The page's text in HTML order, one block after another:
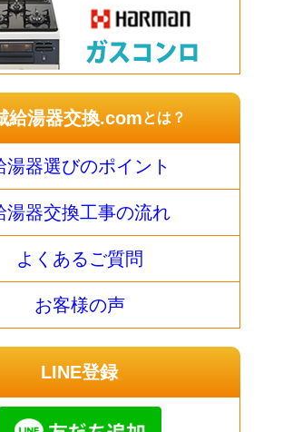
給湯器交換.comとは？
湯器選びのポイント
湯器交換工事の流れ
よくあるご質問
お客様の声
LINE登録